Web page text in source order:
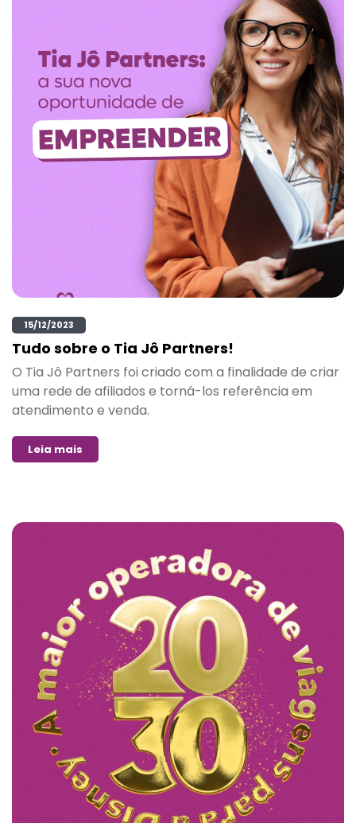
15/12/2023
Tudo sobre o Tia Jô Partners!
O Tia Jô Partners foi criado com a finalidade de criar
uma rede de afiliados e torná-los referência em
atendimento e venda.
Leia mais